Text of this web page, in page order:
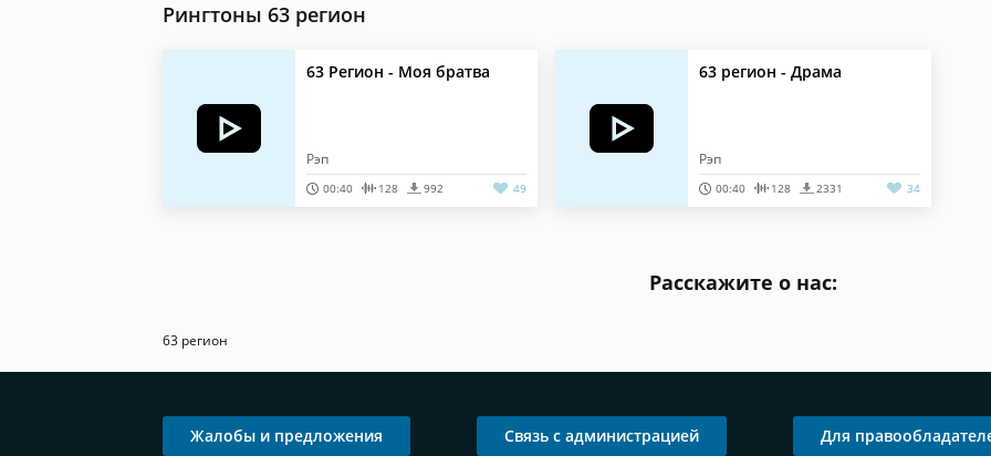
Рингтоны 63 регион
63 Регион - Моя братва
Рэп
00:40 128 992 49
63 регион - Драма
Рэп
00:40 128 2331 34
Расскажите о нас:
63 регион
Жалобы и предложения Связь с администрацией Для